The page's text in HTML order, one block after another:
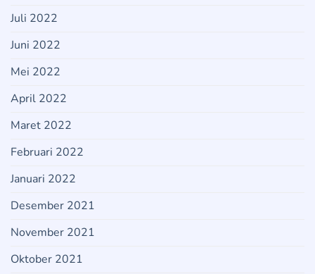
Juli 2022
Juni 2022
Mei 2022
April 2022
Maret 2022
Februari 2022
Januari 2022
Desember 2021
November 2021
Oktober 2021